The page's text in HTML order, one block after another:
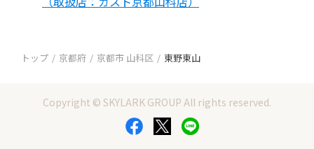
トップ 京都府 京都市 山科区 東野東山
Copyright © SKYLARK GROUP All rights reserved.